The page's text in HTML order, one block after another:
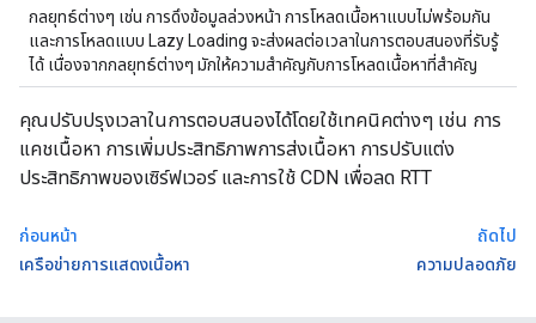
กลยุทธ์ต่างๆ เช่น การดึงข้อมูลล่วงหน้า การโหลดเนื้อหาแบบไม่พร้อมกัน
และการโหลดแบบ Lazy Loading จะส่งผลต่อเวลาในการตอบสนองที่รับรู้
ได้ เนื่องจากกลยุทธ์ต่างๆ มักให้ความสำคัญกับการโหลดเนื้อหาที่สำคัญ
คุณปรับปรุงเวลาในการตอบสนองได้โดยใช้เทคนิคต่างๆ เช่น การ
แคชเนื้อหา การเพิ่มประสิทธิภาพการส่งเนื้อหา การปรับแต่ง
ประสิทธิภาพของเซิร์ฟเวอร์ และการใช้ CDN เพื่อลด RTT
ก่อนหน้า
เครือข่ายการแสดงเนื้อหา
ถัดไป
ความปลอดภัย